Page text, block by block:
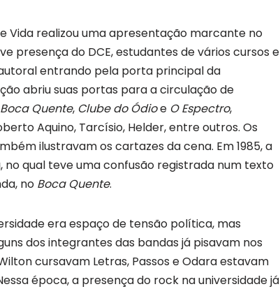
Vida realizou uma apresentação marcante no
presença do DCE, estudantes de vários cursos e
entrando pela porta principal da
abriu suas portas para a circulação de
Boca Quente, Clube do Ódioe O Espectro,
Aquino, Tarcísio, Helder, entre outros. Os
ilustravam os cartazes da cena. Em 1985, a
no qual teve uma confusão registrada num texto
no Boca Quente.
era espaço de tensão política, mas
dos integrantes das bandas já pisavam nos
cursavam Letras, Passos e Odara estavam
época, a presença do rock na universidade já